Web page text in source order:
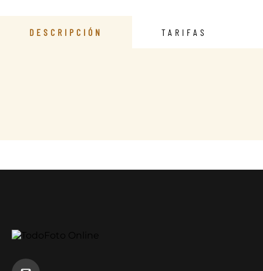
DESCRIPCIÓN TARIFAS